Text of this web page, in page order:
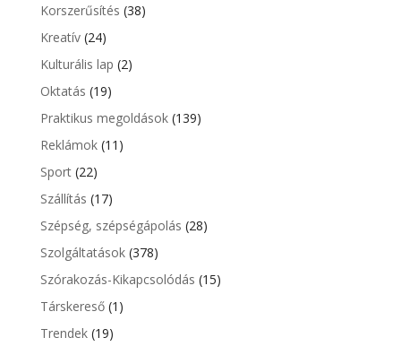
Korszerűsítés (38)
Kreatív(24)
Kulturális lap (2)
Oktatás (19)
Praktikus megoldások(139)
Reklámok(11)
Sport(22)
Szállítás (17)
Szépség, szépségápolás (28)
Szolgáltatások(378)
Szórakozás-Kikapcsolódás (15)
Társkereső(1)
Trendek(19)